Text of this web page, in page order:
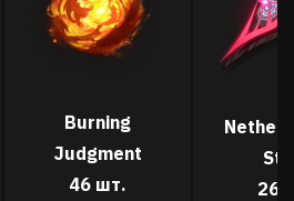
Burning
Judgment
46 шт.
26